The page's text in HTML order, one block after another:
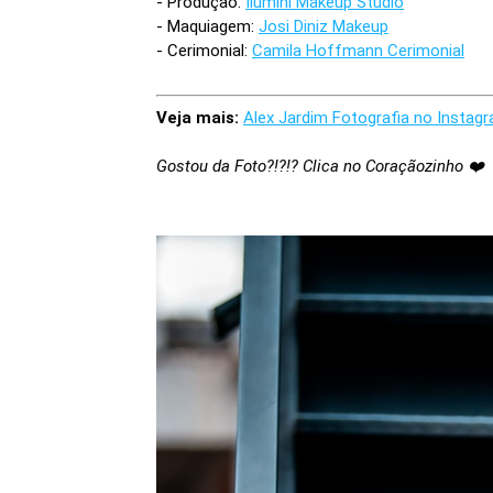
- Maquiagem: Josi Diniz Makeup
- Cerimonial: Camila Hoffmann Cerimonial
Veja mais: Alex Jardim Fotografia no
Gostou da Foto?!?!? Clica no Coraçãozinho ❤️